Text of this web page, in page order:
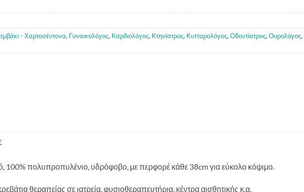
- Χαρτοσέντονα, Γυναικολόγος, Καρδιολόγος, Κτηνίατρος, Κυτταρολόγος, Οδοντίατρος, Ουρολόγος,
100% πολυπροπυλένιο, υδρόφοβο, με περφορέ κάθε 38cm για εύκολο κόψιμο.
θεραπείας σε ιατρεία, φυσιοθεραπευτήρια, κέντρα αισθητικής κ.α.